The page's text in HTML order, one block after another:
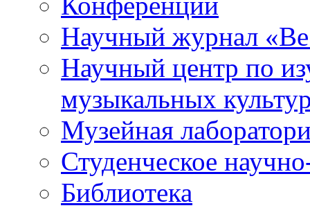
Научный журнал
Научный центр по
музыкальных
Музейная
Студенческое
Библиотека